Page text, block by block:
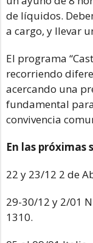
de líquidos.
a cargo, y llevar
El programa
recorriendo
acercando una
fundamental
convivencia
En las próximas
22 y 23/12 2 de
29-30/12 y 2/01
1310.